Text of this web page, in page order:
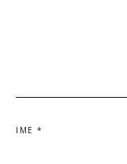
IME *